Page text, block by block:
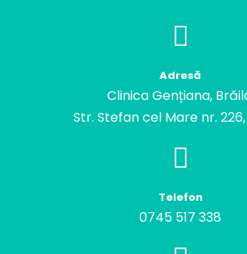
Adresă
Clinica Gențiana,
Str. Stefan cel Mare nr.
Telefon
0745 517 338